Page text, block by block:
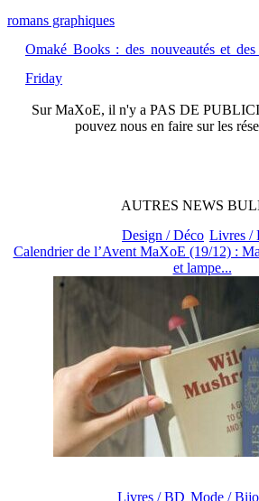
romans graphiques
Omaké Books : des nouveautés et
Friday
SurMaXoE, il n'y a PAS DE
pouvez nous en faire sur les
AUTRES NEWS
Design / Déco Livres /
Calendrier de l’Avent MaXoE (19/12) :
et lampe...
Livres / BD Mode /